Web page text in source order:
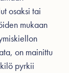
osaksi tai
mukaan
on mainittu
pyrkii